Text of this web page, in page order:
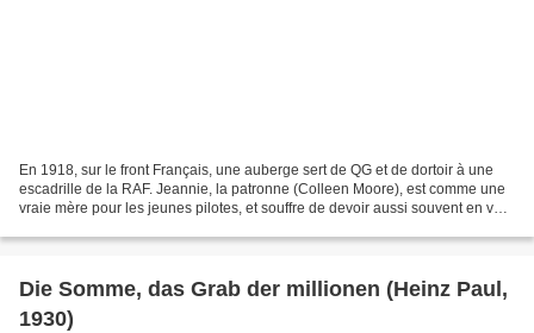
En 1918, sur le front Français, une auberge sert de QG et de dortoir à une
escadrille de la RAF. Jeannie, la patronne (Colleen Moore), est comme une
vraie mère pour les jeunes pilotes, et souffre de devoir aussi souvent en voir
Die Somme, das Grab der millionen (Heinz Paul,
1930)